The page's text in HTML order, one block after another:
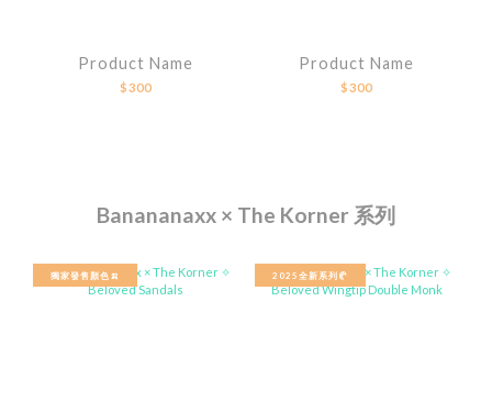
Product Name
$300
Product Name
$300
Banananaxx × The Korner 系列
獨家發售顏色🍌 2025全新系列🥐